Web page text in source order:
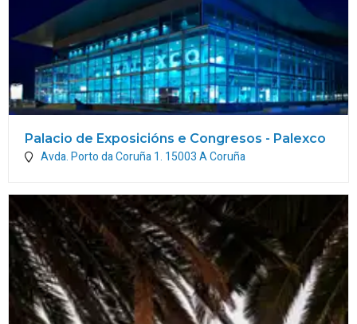
Palacio de Exposicións e Congresos - Palexco
Avda. Porto da Coruña 1. 15003A Coruña